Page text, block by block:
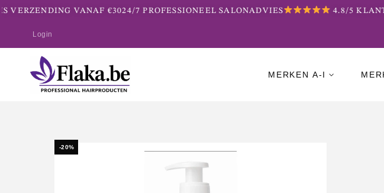
VERZENDING VANAF €3024/7 PROFESSIONEEL SALONADVIES 4.8/5
Login
MERKEN A-I
-20%